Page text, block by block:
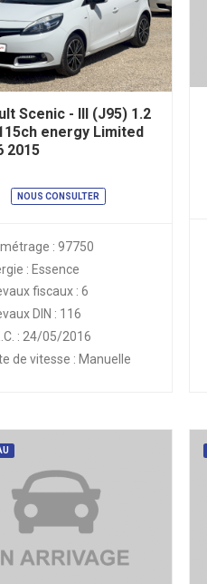
Scenic - III (J95) 1.2
energy Limited
2015
NOUS CONSULTER
: 97750
: Essence
fiscaux : 6
DIN : 116
: 24/05/2016
de vitesse : Manuelle